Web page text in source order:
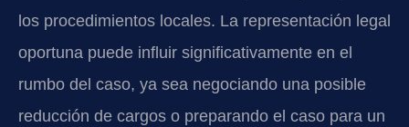
los procedimientos locales. La representación legal
oportuna puede influir significativamente en el
rumbo del caso, ya sea negociando una posible
reducción de cargos o preparando el caso para un